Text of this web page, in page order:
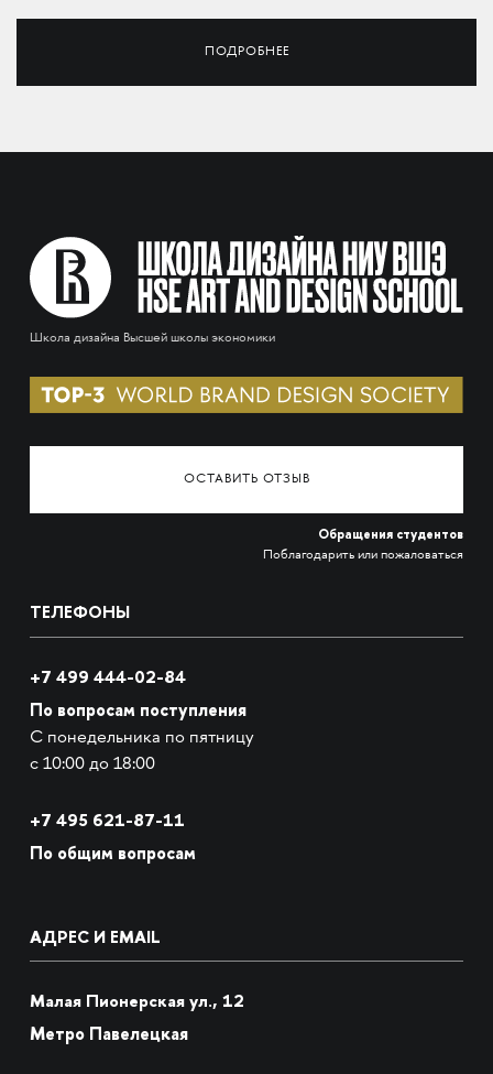
ПОДРОБНЕЕ
Школа дизайна Высшей школы экономики
ОСТАВИТЬ ОТЗЫВ
Обращения студентов
Поблагодарить или пожаловаться
ТЕЛЕФОНЫ
+7 499 444-02-84
По вопросам поступления
С понедельника по пятницу
с 10:00 до 18:00
+7 495 621-87-11
По общим вопросам
АДРЕС И EMAIL
Малая Пионерская ул., 12
Метро Павелецкая